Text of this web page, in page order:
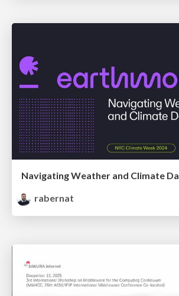
Navigating Weather and Climate
rabernat